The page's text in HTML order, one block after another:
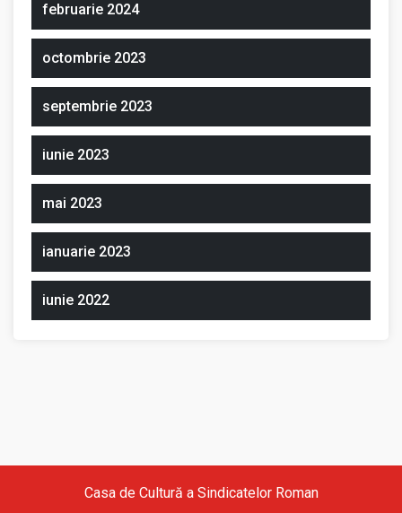
februarie 2024
octombrie 2023
septembrie 2023
iunie 2023
mai 2023
ianuarie 2023
iunie 2022
Casa de Cultură a Sindicatelor Roman